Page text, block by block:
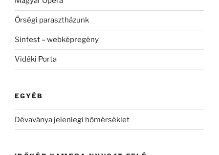
Őrségi parasztházunk
Sinfest – webképregény
Vidéki Porta
EGYÉB
Dévaványa jelenlegi hőmérséklet